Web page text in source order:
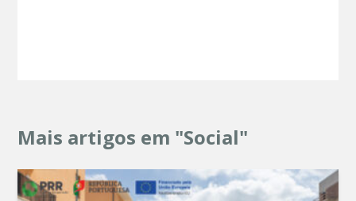
Mais artigos em "Social"